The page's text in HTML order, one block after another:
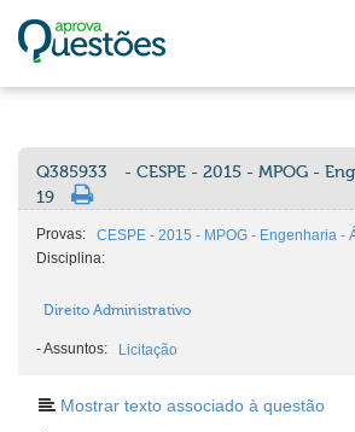
Q385933
- CESPE - 2015 - MPOG -
19
Provas:
CESPE - 2015 - MPOG - Engenharia -
Disciplina:
Direito Administrativo
-Assuntos: Licitação
Mostrar texto associado à questão